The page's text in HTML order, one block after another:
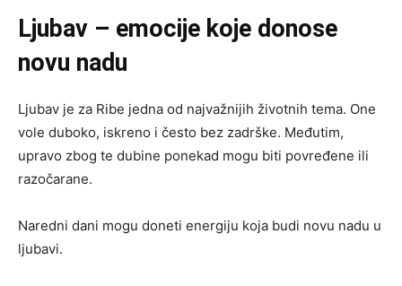
Ljubav – emocije koje donose
novu nadu
Ljubav je za Ribe jedna od najvažnijih životnih tema. One
vole duboko, iskreno i često bez zadrške. Međutim,
upravo zbog te dubine ponekad mogu biti povređene ili
razočarane.
Naredni dani mogu doneti energiju koja budi novu nadu u
ljubavi.